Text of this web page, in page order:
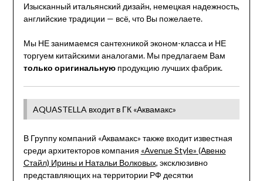
Изысканный итальянский дизайн, немецкая надежность,
английские традиции — всё, что Вы пожелаете.
Мы НЕ занимаемся сантехникой эконом-класса и НЕ
торгуем китайскими аналогами. Мы предлагаем Вам
только оригинальнуюпродукцию лучших фабрик.
AQUASTELLA входит в ГК «Аквамакс»
В Группу компаний «Аквамакс» также входит известная
среди архитекторов компания «Avenue Style» (Авеню
Стайл) Ирины и Натальи Волковых, эксклюзивно
представляющих на территории РФ десятки